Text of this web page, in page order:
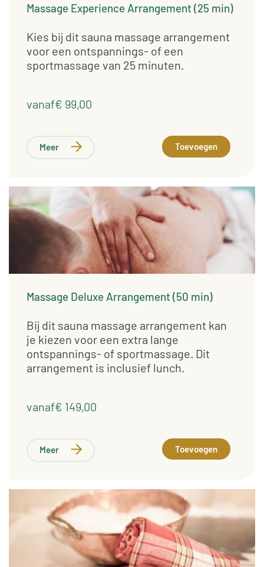
Massage Experience Arrangement (25 min)
Kies bij dit sauna massage arrangement
voor een ontspannings- of een
sportmassage van 25 minuten.
vanaf€ 99,00
Meer Toevoegen
Massage Deluxe Arrangement (50 min)
Bij dit sauna massage arrangement kan
je kiezen voor een extra lange
ontspannings- of sportmassage. Dit
arrangement is inclusief lunch.
vanaf€ 149,00
Meer Toevoegen